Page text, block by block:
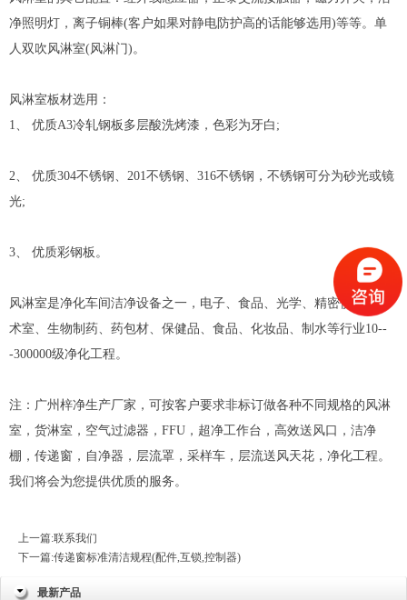
净照明灯，离子铜棒(客户如果对静电防护高的话能够选用)等等。单
人双吹风淋室(风淋门)。
风淋室板材选用：
1、 优质A3冷轧钢板多层酸洗烤漆，色彩为牙白;
2、 优质304不锈钢、201不锈钢、316不锈钢，不锈钢可分为砂光或镜
光;
3、 优质彩钢板。
风淋室是净化车间洁净设备之一，电子、食品、光学、精密仪器、手
术室、生物制药、药包材、保健品、食品、化妆品、制水等行业10--
-300000级净化工程。
注：广州梓净生产厂家，可按客户要求非标订做各种不同规格的风淋
室， 货淋室 ，空气过滤器，FFU，超净工作台，高效送风口，洁净
棚， 传递窗 ，自净器，层流罩，采样车，层流送风天花，净化工程。
我们将会为您提供优质的服务。
上一篇:联系我们
下一篇:传递窗标准清洁规程(配件,互锁,控制器)
最新产品